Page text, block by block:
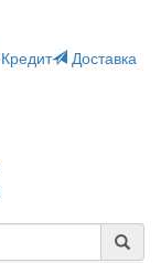
Кредит
Доставка